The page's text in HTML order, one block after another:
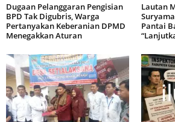
Dugaan Pelanggaran Pengisian
BPD Tak Digubris, Warga
Pertanyakan Keberanian DPMD
Menegakkan Aturan
Lautan
Pantai